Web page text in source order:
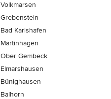
Volkmarsen
Grebenstein
Bad Karlshafen
Martinhagen
Ober Gembeck
Elmarshausen
Bünighausen
Balhorn